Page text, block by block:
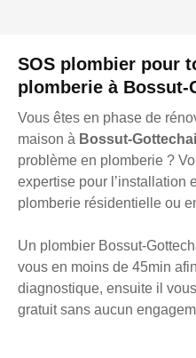
SOS plombier pour
plomberie à Bossut-
Vous êtes en phase de
maison à Bossut-
problème en plomberie ?
expertise pour l’installation
plomberie résidentielle ou
Un plombier Bossut-
vous en moins de 45min
diagnostique, ensuite il
gratuit sans aucun